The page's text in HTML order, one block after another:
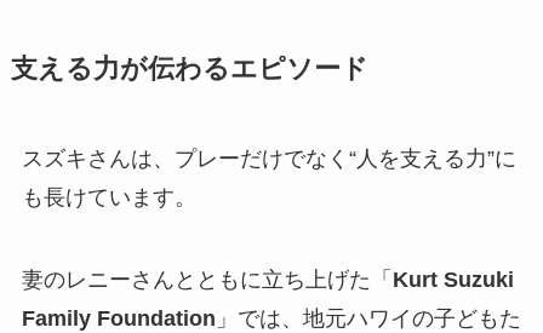
支える力が伝わるエピソード
スズキさんは、プレーだけでなく“人を支える力”に
も長けています。
妻のレニーさんとともに立ち上げた「 Kurt Suzuki
Family Foundation 」では、地元ハワイの子どもた